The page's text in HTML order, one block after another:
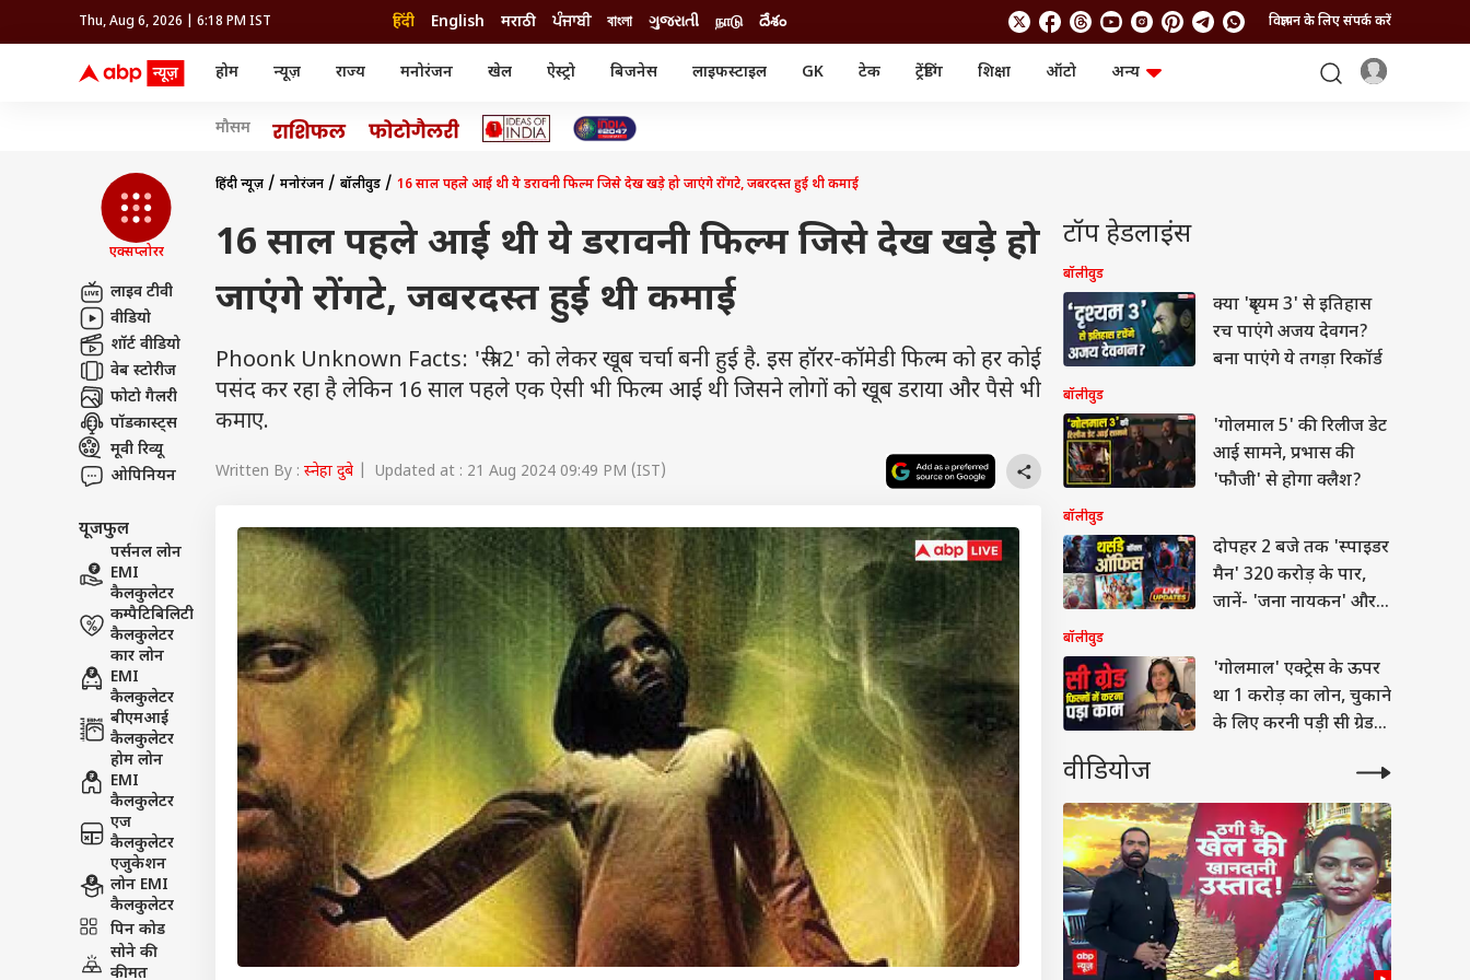
Thu, Aug 6, 2026 | 6:18 PM IST हिंदी English मराठी ਪੰਜਾਬੀ বাংলা ગુજરાતી நாடு దేశం विज्ञापन के लिए संपर्क करें
होम न्यूज़ राज्य
राजस्थान
मध्य प्रदेश
हरियाणा
पंजाब
झारखंड
गुजरात
हिमाचल प्रदेश
जम्मू और कश्मीर
मनोरंजन
तमिल सिनेमा
भोजपुरी सिनेमा
मूवी रिव्यू
रीजनल सिनेमा
खेल
WWE
ओलिंपिक
ऐस्ट्रो
वास्तु शास्त्र
ग्रह गोचर
एस्ट्रो स्पेशल
बिजनेस लाइफस्टाइल
पैरेंटिंग
फैशन
होम टिप्स
GK टेक ट्रेंडिंग शिक्षा ऑटो
अन्य
अपराध
उत्तर प्रदेश और उत्तराखंड
हरियाणा
गुजरात
झारखंड
छत्तीसगढ़
पंजाब
बॉलीवुड
रीजनल सिनेमा
ओटीटी
आईपीओ
मोबाइल
चैटजीपीटी
गैजेट
रिजल्ट
नौकरी
ऐस्ट्रो
राशिफल
अंक शास्त्र
ग्रह गोचर
ट्रेंडिंग वेब स्टोरीज फोटो गैलरी
यूटिलिटी न्यूज़
मौसम
एक्सप्लोरर
लाइव टीवी
वीडियो
शॉर्ट वीडियो
वेब स्टोरीज
फोटो गैलरी
पॉडकास्ट्स
मूवी रिव्यू
ओपिनियन
यूजफुल
पर्सनल लोन
EMI
कैलकुलेटर
कम्पैटिबिलिटी
कैलकुलेटर
कार लोन
EMI
कैलकुलेटर
बीएमआई
कैलकुलेटर
होम लोन
EMI
कैलकुलेटर
एज
कैलकुलेटर
एजुकेशन
लोन EMI
कैलकुलेटर
पिन कोड
सोने की
कीमत
हिंदी न्यूज़ मनोरंजन बॉलीवुड 16 साल पहले आई थी ये डरावनी फिल्म जिसे देख खड़े हो जाएंगे रोंगटे, जबरदस्त हुई थी कमाई
16 साल पहले आई थी ये डरावनी फिल्म जिसे देख खड़े हो
जाएंगे रोंगटे, जबरदस्त हुई थी कमाई
Phoonk Unknown Facts: 'स्त्री 2' को लेकर खूब चर्चा बनी हुई है. इस हॉरर-कॉमेडी फिल्म को हर कोई
पसंद कर रहा है लेकिन 16 साल पहले एक ऐसी भी फिल्म आई थी जिसने लोगों को खूब डराया और पैसे भी
कमाए.
Written By : स्नेहा दुबे | Updated at : 21 Aug 2024 09:49 PM (IST)
टॉप हेडलाइंस
बॉलीवुड
क्या 'दृश्यम 3' से इतिहास
रच पाएंगे अजय देवगन?
बना पाएंगे ये तगड़ा रिकॉर्ड
बॉलीवुड
'गोलमाल 5' की रिलीज डेट
आई सामने, प्रभास की
'फौजी' से होगा क्लैश?
बॉलीवुड
दोपहर 2 बजे तक 'स्पाइडर
मैन' 320 करोड़ के पार,
जानें- 'जना नायकन' और
बॉलीवुड
'गोलमाल' एक्ट्रेस के ऊपर
था 1 करोड़ का लोन, चुकाने
के लिए करनी पड़ी सी ग्रेड
वीडियोज
हॅलो गेस्ट
पर्सनल कार्नर
टॉप आर्टिकल्स टॉप रील्स